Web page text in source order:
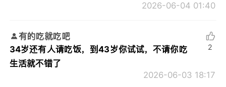
2026-06-04 01:40
有的吃就吃吧
34岁还有人请吃饭，到43岁你试试，不请你吃
生活就不错了
2026-06-03 18:17
2